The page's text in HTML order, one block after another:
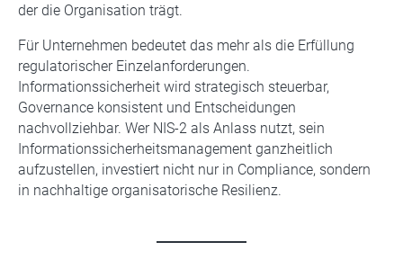
der die Organisation trägt.
Für Unternehmen bedeutet das mehr als die Erfüllung
regulatorischer Einzelanforderungen.
Informationssicherheit wird strategisch steuerbar,
Governance konsistent und Entscheidungen
nachvollziehbar. Wer NIS-2 als Anlass nutzt, sein
Informationssicherheitsmanagement ganzheitlich
aufzustellen, investiert nicht nur in Compliance, sondern
in nachhaltige organisatorische Resilienz.